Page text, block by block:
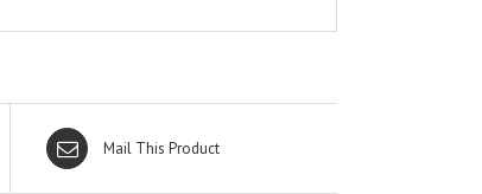
Mail This Product